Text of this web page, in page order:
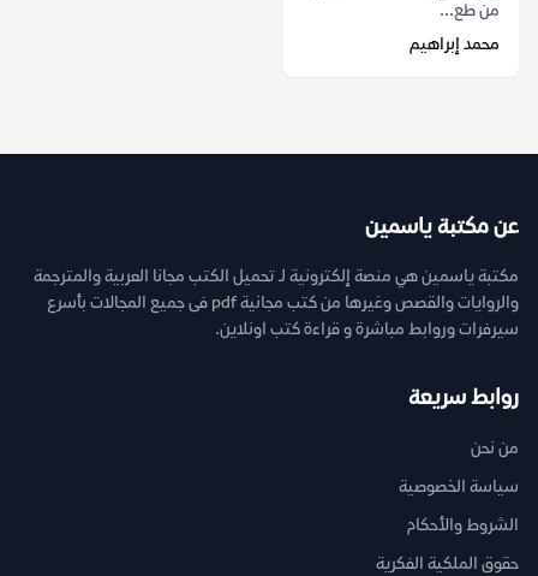
من طع...
محمد إبراهيم
عن مكتبة ياسمين
مكتبة ياسمين هي منصة إلكترونية لـ تحميل الكتب مجانا العربية والمترجمة
والروايات والقصص وغيرها من كتب مجانية pdf فى جميع المجالات بأسرع
سيرفرات وروابط مباشرة و قراءة كتب اونلاين.
روابط سريعة
من نحن
سياسة الخصوصية
الشروط والأحكام
حقوق الملكية الفكرية